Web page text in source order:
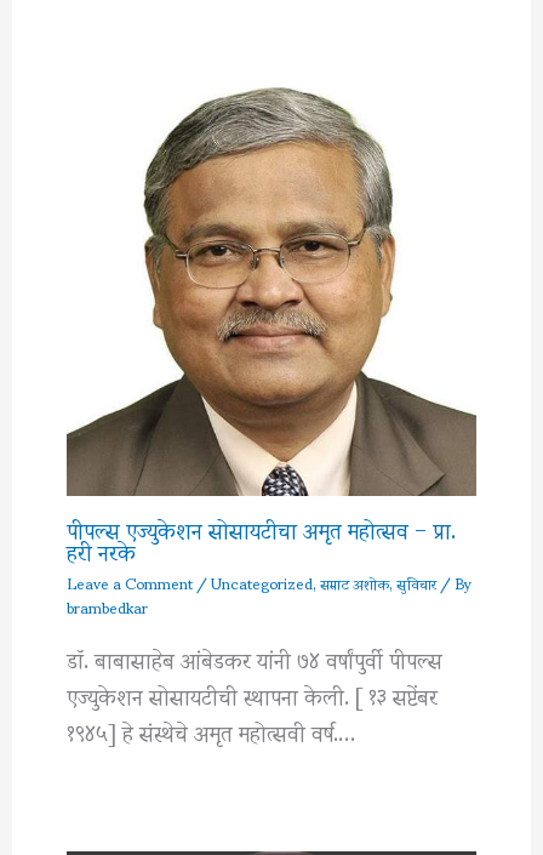
पीपल्स एज्युकेशन सोसायटीचा अमृत महोत्सव – प्रा.
हरी नरके
Leave a Comment/Uncategorized,सम्राट अशोक,सुविचार/ By
brambedkar
डॉ. बाबासाहेब आंबेडकर यांनी ७४ वर्षांपुर्वी पीपल्स
एज्युकेशन सोसायटीची स्थापना केली. [ १३ सप्टेंबर
१९४५] हे संस्थेचे अमृत महोत्सवी वर्ष.…